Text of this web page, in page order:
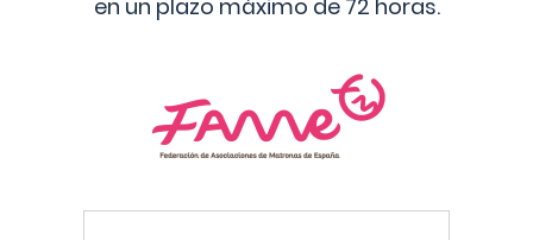
en un plazo máximo de 72 horas.